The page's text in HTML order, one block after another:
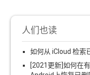
人们也读
如何从 iCloud 检索
[2021更新]如何在